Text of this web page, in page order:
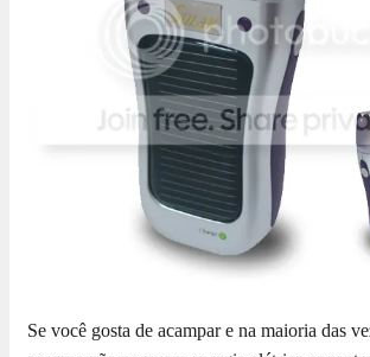
Se você gosta de acampar e na maioria das